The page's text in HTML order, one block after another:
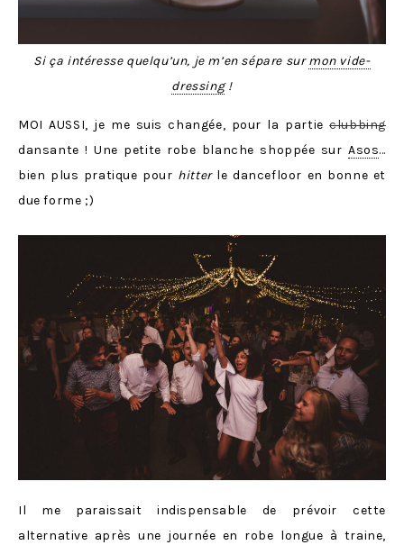
Si ça intéresse quelqu’un, je m’en sépare surmon vide-
dressing!
MOI AUSSI, je me suis changée, pour la partieclubbing
dansante ! Une petite robe blanche shoppée sur Asos…
bien plus pratique pour hitterle dancefloor en bonne et
due forme ;)
Il me paraissait indispensable de prévoir cette
alternative après une journée en robe longue à traine,